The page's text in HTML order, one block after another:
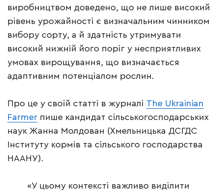
виробництвом доведено, що не лише високий
рівень урожайності є визначальним чинником
вибору сорту, а й здатність утримувати
високий нижній його поріг у несприятливих
умовах вирощування, що визначається
адаптивним потенціалом рослин.
Про це у своїй статті в журналі The Ukrainian
Farmer пише кандидат сільськогосподарських
наук Жанна Молдован (Хмельницька ДСГДС
Інституту кормів та сільського господарства
НААНУ).
«У цьому контексті важливо виділити